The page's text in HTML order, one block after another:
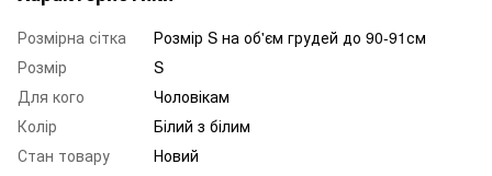
Розмірна сітка
Розмір S на об'єм грудей до 90-91см
Розмір
S
Для кого
Чоловікам
Колір
Білий з білим
Стан товару
Новий